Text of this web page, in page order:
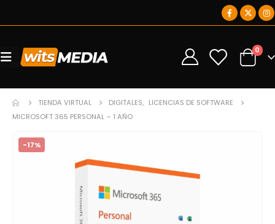
0 0
TIENDA VIRTUAL DIGITALES, LICENCIAS DE SOFTWARE
MICROSOFT 365 PERSONAL – 1 AÑO
-17%